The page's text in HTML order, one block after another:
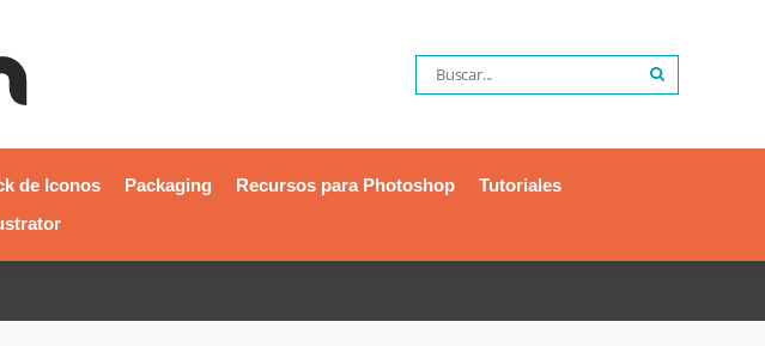
de Iconos Packaging Recursos para Photoshop
Tutoriales